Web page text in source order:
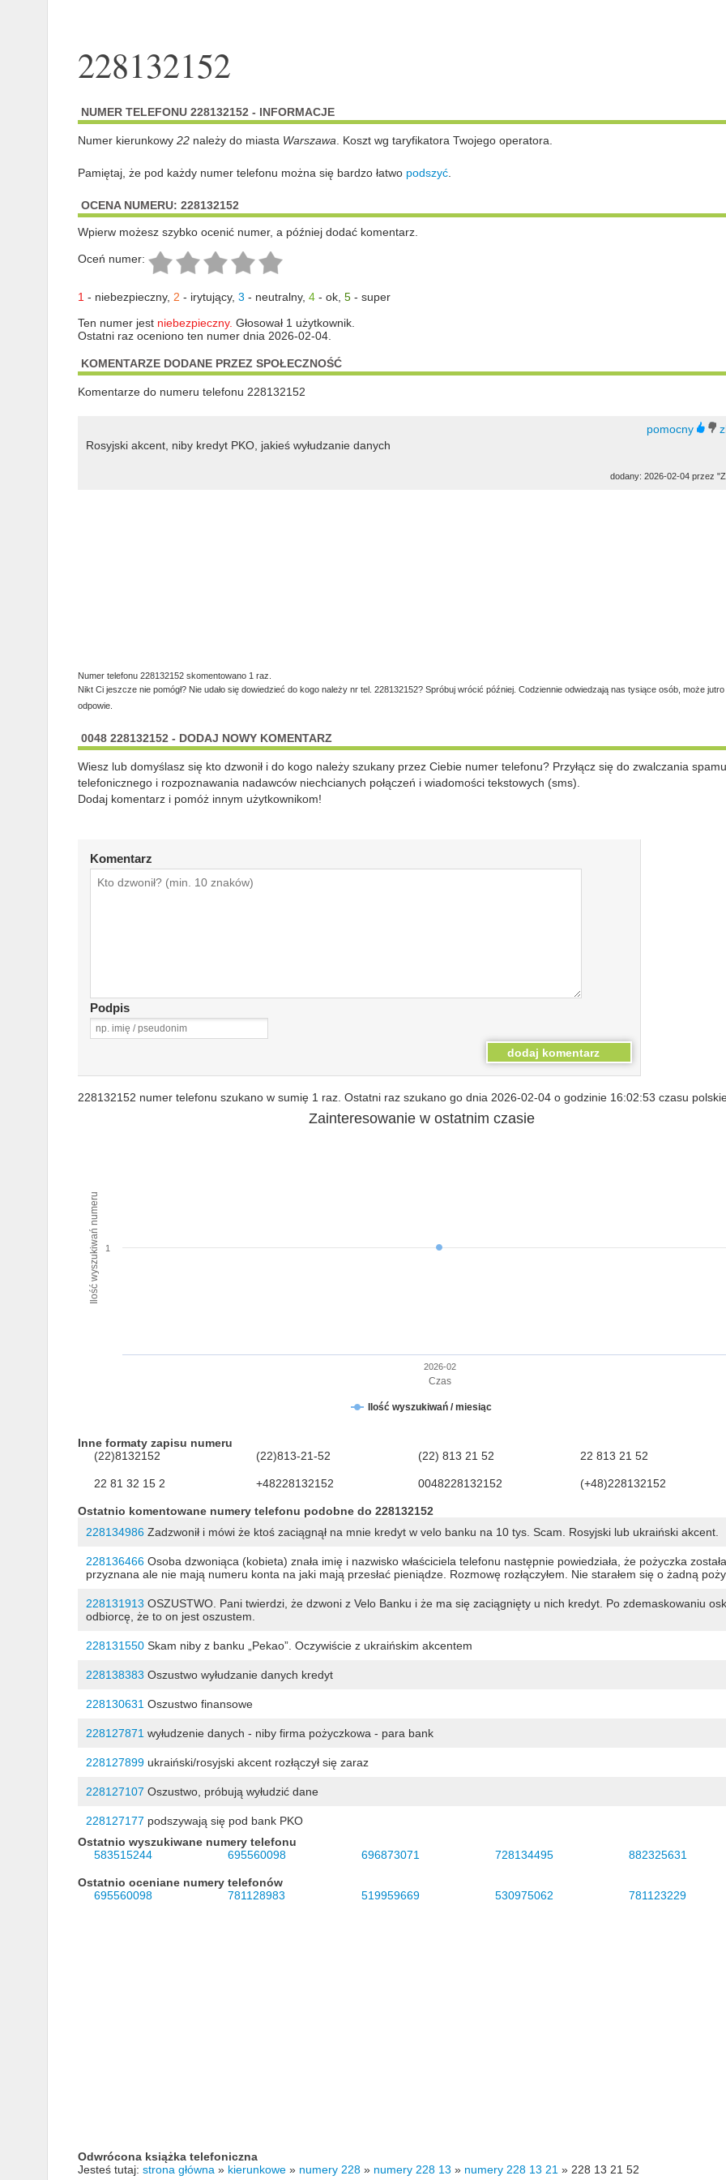
228132152
NUMER TELEFONU 228132152 - INFORMACJE
Numer kierunkowy 22należy do miasta Warszawa. Koszt wg taryfikatora Twojego operatora.
Pamiętaj, że pod każdy numer telefonu można się bardzo łatwo podszyć.
OCENA NUMERU: 228132152
Wpierw możesz szybko ocenić numer, a później dodać komentarz.
Oceń numer:
1- niebezpieczny, 2 - irytujący, 3 - neutralny, 4- ok, 5- super
Ten numer jest niebezpieczny. Głosował 1 użytkownik.
Ostatni raz oceniono ten numer dnia 2026-02-04.
KOMENTARZE DODANE PRZEZ SPOŁECZNOŚĆ
Komentarze do numeru telefonu 228132152
Rosyjski akcent, niby kredyt PKO, jakieś wyłudzanie danych
dodany: 2026-02-04 przez
Numer telefonu 228132152 skomentowano 1 raz.
Nikt Ci jeszcze nie pomógł? Nie udało się dowiedzieć do kogo należy nr tel. 228132152? Spróbuj wrócić później. Codziennie odwiedzają nas tysiące osób, może
odpowie.
0048 228132152 - DODAJ NOWY KOMENTARZ
Wiesz lub domyślasz się kto dzwonił i do kogo należy szukany przez Ciebie numer telefonu? Przyłącz się do zwalczania spamu
telefonicznego i rozpoznawania nadawców niechcianych połączeń i wiadomości tekstowych (sms).
Dodaj komentarz i pomóż innym użytkownikom!
Komentarz
Podpis
228132152 numer telefonu szukano w sumię 1 raz. Ostatni raz szukano go dnia 2026-02-04 o godzinie 16:02:53 czasu
Czas
Ilość wyszukiwań numeru
Zainteresowanie w ostatnim czasie
Ilość wyszukiwań / miesiąc
2026-02
1
Inne formaty zapisu numeru
(22)8132152
(22)813-21-52 (22) 813 21 52 22 813 21 52
22 81 32 15 2 +48228132152 0048228132152 (+48)228132152
Ostatnio komentowane numery telefonu podobne do 228132152
228134986Zadzwonił i mówi że ktoś zaciągnął na mnie kredyt w velo banku na 10 tys. Scam. Rosyjski lub ukraiński akcent.
228136466Osoba dzwoniąca (kobieta) znała imię i nazwisko właściciela telefonu następnie powiedziała, że pożyczka została
przyznana ale nie mają numeru konta na jaki mają przesłać pieniądze. Rozmowę rozłączyłem. Nie starałem się o żadną
228131913 OSZUSTWO. Pani twierdzi, że dzwoni z Velo Banku i że ma się zaciągnięty u nich kredyt. Po zdemaskowaniu
odbiorcę, że to on jest oszustem.
228131550Skam niby z banku „Pekao”. Oczywiście z ukraińskim akcentem
228138383 Oszustwo wyłudzanie danych kredyt
228130631Oszustwo finansowe
228127871wyłudzenie danych - niby firma pożyczkowa - para bank
228127899ukraiński/rosyjski akcent rozłączył się zaraz
228127107 Oszustwo, próbują wyłudzić dane
228127177 podszywają się pod bank PKO
Ostatnio wyszukiwane numery telefonu
583515244
695560098 696873071 728134495 882325631
Ostatnio oceniane numery telefonów
695560098
781128983 519959669 530975062 781123229
Odwrócona książka telefoniczna
Jesteś tutaj: strona główna » kierunkowe » numery 228 » numery 228 13 » numery 228 13 21 » 228 13 21 52